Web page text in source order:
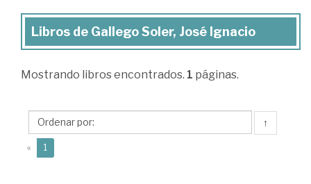
Libros
Gallego
José
Ignacio
Libros de Gallego Soler, José Ignacio
Mostrando libros encontrados. 1 páginas.
↑
« 1